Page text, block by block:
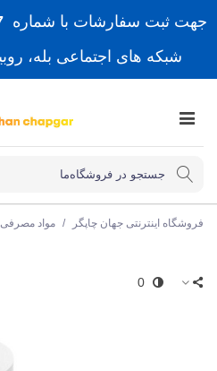
جهت ثبت سفارشات با شماره 9 0
شبکه های اجتماعی بله،
فروشگاه اینترنتی جهان چاپگر / مواد مصرفی
0